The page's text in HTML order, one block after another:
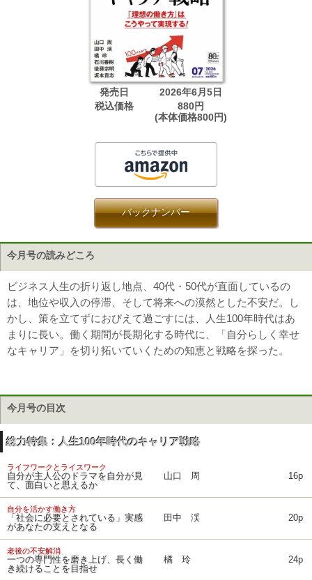
発売日
2026年6月5日
税込価格
880円
(本体価格800円)
バックナンバー
今月号の読みどころ
ビジネス人生の折り返し地点、40代・50代が直面しているの
は、地位や収入の停滞、そして将来への漠然とした不安だ。し
かし、策を立てずにおびえて過ごすには、人生100年時代はあ
まりに長い。働く期間が長期化する時代に、「自分らしく幸せ
なキャリア」を切り拓いていくための知恵と戦略を探った。
今月号の目次
総力特集：人生100年時代のキャリア戦略
ライフワークとライスワーク
自分が主人公のドラマを自分が見
て、面白いと思えるか
山口 周 16p
自分を活かす働き方
「社会に必要とされている」実感
があなたの支えとなる
田中 渓 20p
老後の不安解消
一つの専門性を磨き上げ、長く働
き続けることを目指せ
橘 玲 24p